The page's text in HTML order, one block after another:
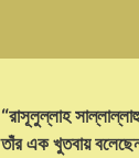
“রাসূলুল্লাহ
তাঁর এক খুতবায়